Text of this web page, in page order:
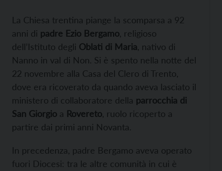
La Chiesa trentina piange la scomparsa a 92
anni di padre Ezio Bergamo, religioso
dell’Istituto degli Oblati di Maria, nativo di
Nanno in val di Non. Si è spento nella notte del
22 novembre alla Casa del Clero di Trento,
dove era ricoverato da quando aveva lasciato il
ministero di collaboratore della parrocchia di
San Giorgio a Rovereto, ruolo ricoperto a
partire dai primi anni Novanta.
In precedenza, padre Bergamo aveva operato
fuori Diocesi: tra le altre comunità in cui è